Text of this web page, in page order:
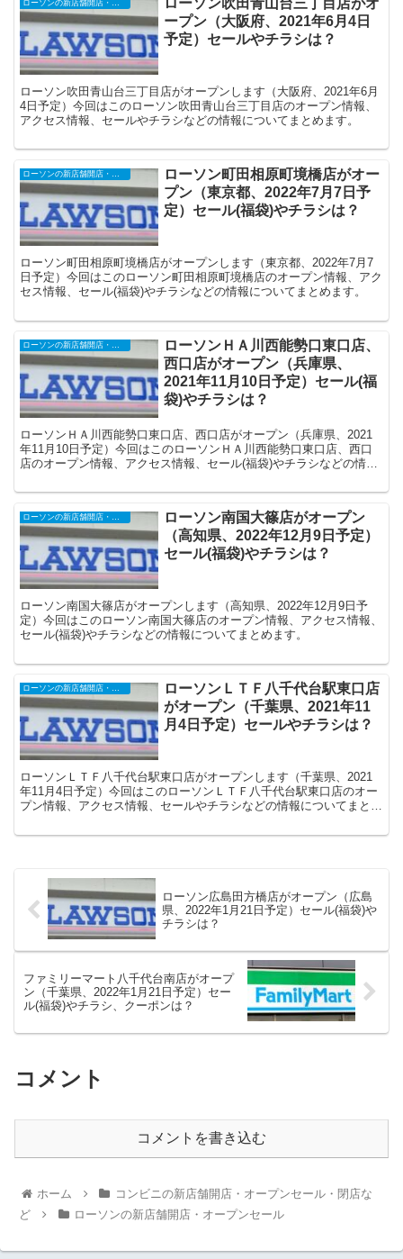
ープン（大阪府、2021年6月4日
予定）セールやチラシは？
ローソン吹田青山台三丁目店がオープンします（大阪府、2021年6月
4日予定）今回はこのローソン吹田青山台三丁目店のオープン情報、
アクセス情報、セールやチラシなどの情報についてまとめます。
ローソン町田相原町境橋店がオー
プン（東京都、2022年7月7日予
定）セール(福袋)やチラシは？
ローソン町田相原町境橋店がオープンします（東京都、2022年7月7
日予定）今回はこのローソン町田相原町境橋店のオープン情報、アク
セス情報、セール(福袋)やチラシなどの情報についてまとめます。
ローソンの新店舗開店・オープンセール
ローソンＨＡ川西能勢口東口店、
西口店がオープン（兵庫県、
2021年11月10日予定）セール(福
袋)やチラシは？
ローソンＨＡ川西能勢口東口店、西口店がオープン（兵庫県、2021
年11月10日予定）今回はこのローソンＨＡ川西能勢口東口店、西口
店のオープン情報、アクセス情報、セール(福袋)やチラシなどの情報
ニ「アズナス」の転換店舗です）。
ローソン南国大篠店がオープン
（高知県、2022年12月9日予定）
セール(福袋)やチラシは？
ローソン南国大篠店がオープンします（高知県、2022年12月9日予
定）今回はこのローソン南国大篠店のオープン情報、アクセス情報、
セール(福袋)やチラシなどの情報についてまとめます。
ローソンの新店舗開店・オープンセール
ローソンＬＴＦ八千代台駅東口店
がオープン（千葉県、2021年11
月4日予定）セールやチラシは？
ローソンＬＴＦ八千代台駅東口店がオープンします（千葉県、2021
年11月4日予定）今回はこのローソンＬＴＦ八千代台駅東口店のオー
プン情報、アクセス情報、セールやチラシなどの情報についてまとめ
ローソン広島田方橋店がオープン（広島
県、2022年1月21日予定）セール(福袋)や
チラシは？
ファミリーマート八千代台南店がオープ
ン（千葉県、2022年1月21日予定）セー
ル(福袋)やチラシ、クーポンは？
コメント
コメントを書き込む
ホーム
コンビニの新店舗開店・オープンセール・閉店な
ど
ローソンの新店舗開店・オープンセール